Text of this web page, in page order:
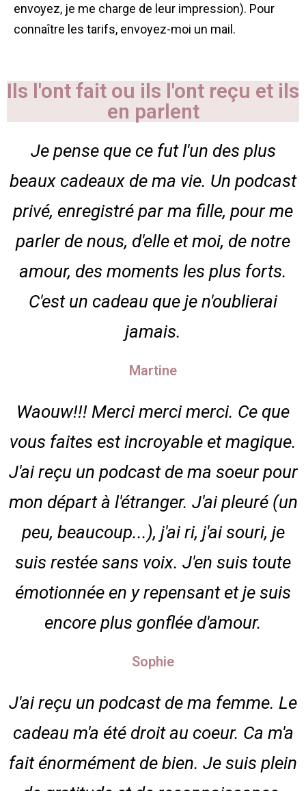
envoyez, je me charge de leur impression). Pour
connaître les tarifs, envoyez-moi un mail.
Ils l'ont fait ou ils l'ont reçu et ils
en parlent
Je pense que ce fut l'un des plus
beaux cadeaux de ma vie. Un podcast
privé, enregistré par ma fille, pour me
parler de nous, d'elle et moi, de notre
amour, des moments les plus forts.
C'est un cadeau que je n'oublierai
jamais.
Martine
Waouw!!! Merci merci merci. Ce que
vous faites est incroyable et magique.
J'ai reçu un podcast de ma soeur pour
mon départ à l'étranger. J'ai pleuré (un
peu, beaucoup...), j'ai ri, j'ai souri, je
suis restée sans voix. J'en suis toute
émotionnée en y repensant et je suis
encore plus gonflée d'amour.
Sophie
J'ai reçu un podcast de ma femme. Le
cadeau m'a été droit au coeur. Ca m'a
fait énormément de bien. Je suis plein